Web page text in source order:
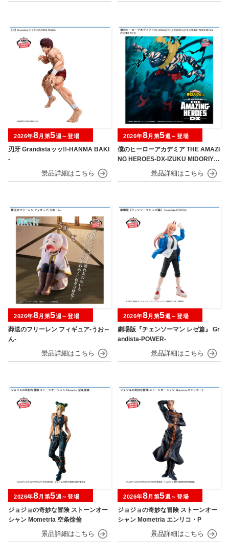
刃牙 Grandistaッッ!!-HANMA BAKI
-
2026年8月第5週～登場
僕のヒーローアカデミア THE AMAZI
NG HEROES-DX-IZUKU MIDORIYA
OVERLAY Ⅱ
2026年8月第5週～登場
葬送のフリーレン フィギュア-うお～
ん-
2026年8月第5週～登場
劇場版『チェンソーマン レゼ篇』 Gr
andista-POWER-
2026年8月第5週～登場
ジョジョの奇妙な冒険 ストーンオー
シャン Mometria 空条徐倫
2026年8月第5週～登場
ジョジョの奇妙な冒険 ストーンオー
シャン Mometria エンリコ・P
2026年8月第5週～登場